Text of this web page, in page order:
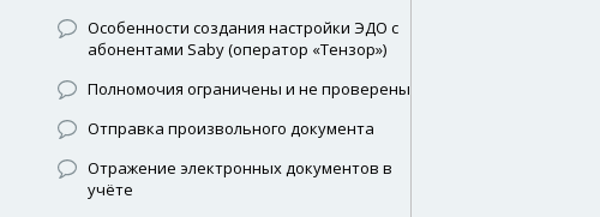
Особенности создания настройки ЭДО с
абонентами Saby (оператор «Тензор»)
Полномочия ограничены и не проверены
Отправка произвольного документа
Отражение электронных документов в
учёте